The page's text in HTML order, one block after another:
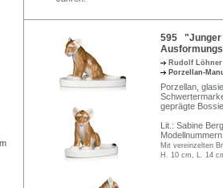
595 "Junger
Rudolf
Porzellan-
Porzellan,
geprägte
Lit.: Sabine
Mit vereinzelten
H. 10 cm, L. 14